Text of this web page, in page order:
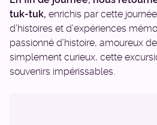
tuk-tuk, enrichis par cette
d’histoires et d’expériences
passionné d’histoire, amoureux
simplement curieux, cette
souvenirs impérissables.